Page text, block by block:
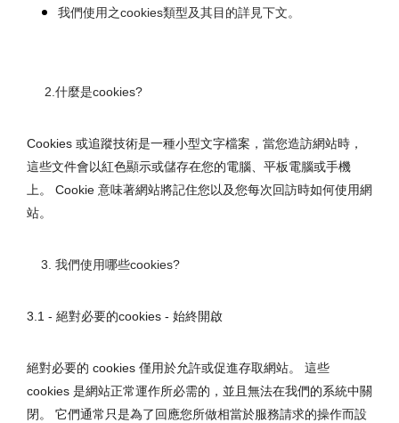
我們使用之cookies類型及其目的詳見下文。
2.什麼是cookies?
Cookies 或追蹤技術是一種小型文字檔案，當您造訪網站時，
這些文件會以紅色顯示或儲存在您的電腦、平板電腦或手機
上。 Cookie 意味著網站將記住您以及您每次回訪時如何使用網
站。
3. 我們使用哪些cookies?
3.1 - 絕對必要的cookies - 始終開啟
絕對必要的 cookies 僅用於允許或促進存取網站。 這些
cookies 是網站正常運作所必需的，並且無法在我們的系統中關
閉。 它們通常只是為了回應您所做相當於服務請求的操作而設